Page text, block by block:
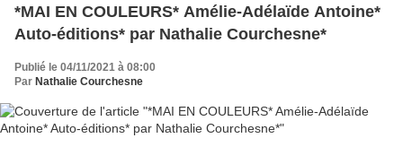
*MAI EN COULEURS* Amélie-Adélaïde Antoine*
Auto-éditions* par Nathalie Courchesne*
Publié le 04/11/2021 à 08:00
Par Nathalie Courchesne